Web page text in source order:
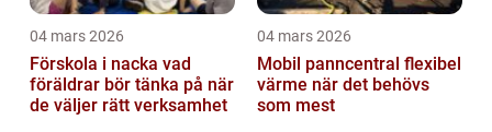
04 mars 2026
Förskola i nacka vad
föräldrar bör tänka på när
de väljer rätt verksamhet
04 mars 2026
Mobil panncentral flexibel
värme när det behövs
som mest